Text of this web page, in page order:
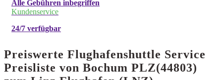
Alle Gebühren inbegriffen
Kundenservice
24/7 verfügbar
Preiswerte Flughafenshuttle Service
Preisliste von Bochum PLZ(44803)